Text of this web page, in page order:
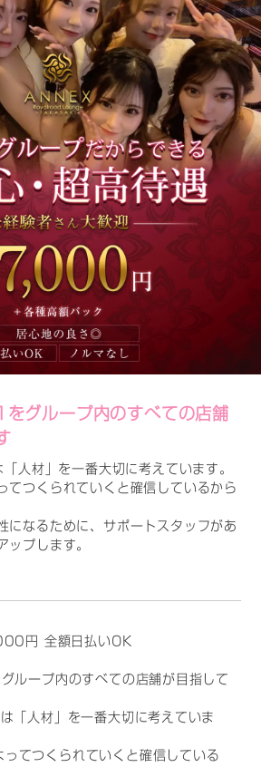
グループ内のすべての店舗
人材」を一番大切に考えています。
てつくられていくと確信しているから
になるために、サポートスタッフがあ
ップします。
円 全額日払いOK
ループ内のすべての店舗が目指して
「人材」を一番大切に考えていま
ってつくられていくと確信している